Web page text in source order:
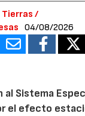
Tierras /
04/08/2026
al Sistema
el efecto